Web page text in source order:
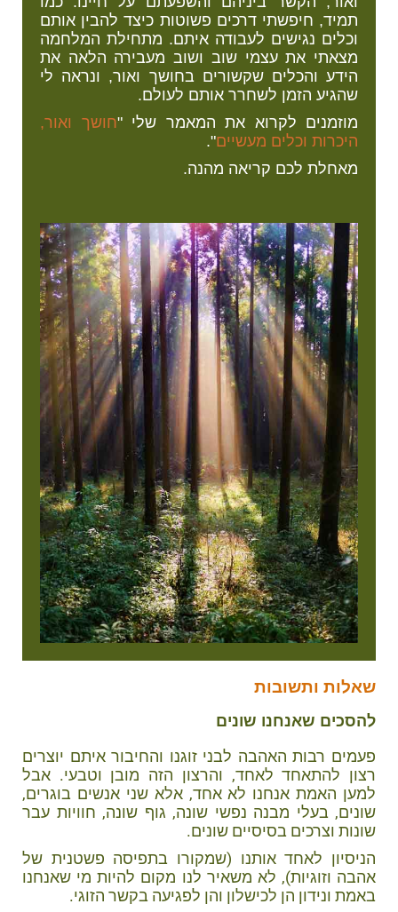
תמיד, חיפשתי דרכים פשוטות כיצד להבין אותם
וכלים נגישים לעבודה איתם. מתחילת המלחמה
מצאתי את עצמי שוב ושוב מעבירה הלאה את
הידע והכלים שקשורים בחושך ואור, ונראה לי
שהגיע הזמן לשחרר אותם לעולם.
מוזמנים לקרוא את המאמר שלי "חושך ואור,
היכרות וכלים מעשיים".
מאחלת לכם קריאה מהנה.
שאלות ותשובות
להסכים שאנחנו שונים
פעמים רבות האהבה לבני זוגנו והחיבור איתם יוצרים
רצון להתאחד לאחד, והרצון הזה מובן וטבעי. אבל
למען האמת אנחנו לא אחד, אלא שני אנשים בוגרים,
שונים, בעלי מבנה נפשי שונה, גוף שונה, חוויות עבר
שונות וצרכים בסיסיים שונים.
הניסיון לאחד אותנו (שמקורו בתפיסה פשטנית של
אהבה וזוגיות), לא משאיר לנו מקום להיות מי שאנחנו
באמת ונידון הן לכישלון והן לפגיעה בקשר הזוגי.